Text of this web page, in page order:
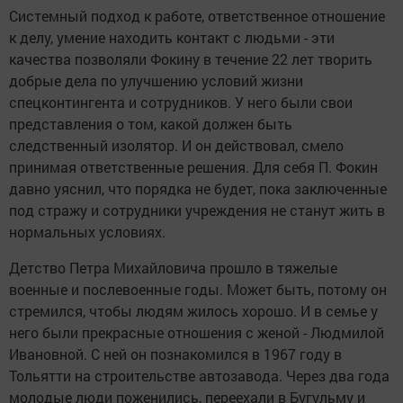
Системный подход к работе, ответственное отношение
к делу, умение находить контакт с людьми - эти
качества позволяли Фокину в течение 22 лет творить
добрые дела по улучшению условий жизни
спецконтингента и сотрудников. У него были свои
представления о том, какой должен быть
следственный изолятор. И он действовал, смело
принимая ответственные решения. Для себя П. Фокин
давно уяснил, что порядка не будет, пока заключенные
под стражу и сотрудники учреждения не станут жить в
нормальных условиях.
Детство Петра Михайловича прошло в тяжелые
военные и послевоенные годы. Может быть, потому он
стремился, чтобы людям жилось хорошо. И в семье у
него были прекрасные отношения с женой - Людмилой
Ивановной. С ней он познакомился в 1967 году в
Тольятти на строительстве автозавода. Через два года
молодые люди поженились, переехали в Бугульму и